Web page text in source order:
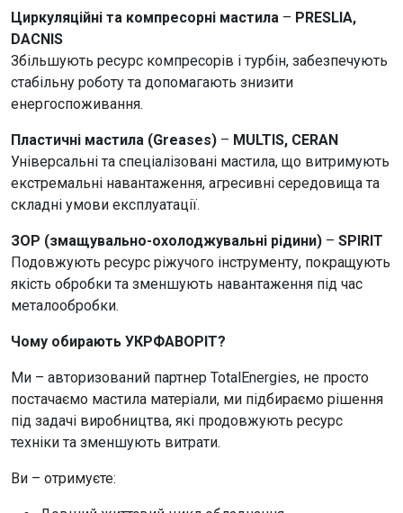
Циркуляційні та компресорні мастила – PRESLIA,
DACNIS
Збільшують ресурс компресорів і турбін, забезпечують
стабільну роботу та допомагають знизити
енергоспоживання.
Пластичні мастила (Greases) – MULTIS, CERAN
Універсальні та спеціалізовані мастила, що витримують
екстремальні навантаження, агресивні середовища та
складні умови експлуатації.
ЗОР (змащувально-охолоджувальні рідини) – SPIRIT
Подовжують ресурс ріжучого інструменту, покращують
якість обробки та зменшують навантаження під час
металообробки.
Чому обирають УКРФАВОРІТ?
Ми – авторизований партнер TotalEnergies, не просто
постачаємо мастила матеріали, ми підбираємо рішення
під задачі виробництва, які продовжують ресурс
техніки та зменшують витрати.
Ви – отримуєте: